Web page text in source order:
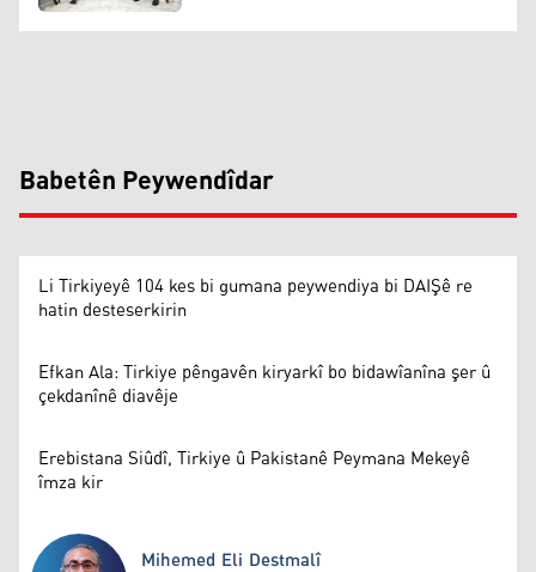
Babetên Peywendîdar
Li Tirkiyeyê 104 kes bi gumana peywendiya bi DAIŞê re
hatin desteserkirin
Efkan Ala: Tirkiye pêngavên kiryarkî bo bidawîanîna şer û
çekdanînê diavêje
Erebistana Siûdî, Tirkiye û Pakistanê Peymana Mekeyê
îmza kir
Mihemed Eli Destmalî